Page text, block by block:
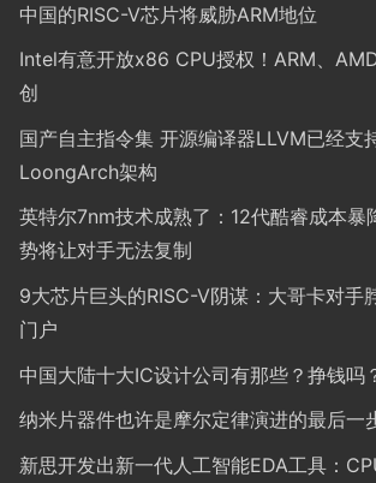
中国的RISC-V芯片将威胁ARM地位
Intel有意开放x86 CPU授权！ARM、
创
国产自主指令集 开源编译器LLVM已经支
LoongArch架构
英特尔7nm技术成熟了：12代酷睿成本暴
势将让对手无法复制
9大芯片巨头的RISC-V阴谋：大哥卡对手
门户
中国大陆十大IC设计公司有那些？挣钱吗
纳米片器件也许是摩尔定律演进的最后一
新思开发出新一代人工智能EDA工具：